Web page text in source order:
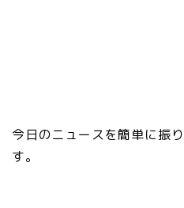
今日のニュースを簡単に振
す。